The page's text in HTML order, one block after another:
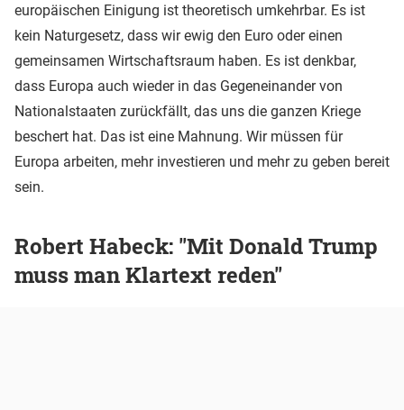
europäischen Einigung ist theoretisch umkehrbar. Es ist
kein Naturgesetz, dass wir ewig den Euro oder einen
gemeinsamen Wirtschaftsraum haben. Es ist denkbar,
dass Europa auch wieder in das Gegeneinander von
Nationalstaaten zurückfällt, das uns die ganzen Kriege
beschert hat. Das ist eine Mahnung. Wir müssen für
Europa arbeiten, mehr investieren und mehr zu geben bereit
sein.
Robert Habeck: "Mit Donald Trump
muss man Klartext reden"